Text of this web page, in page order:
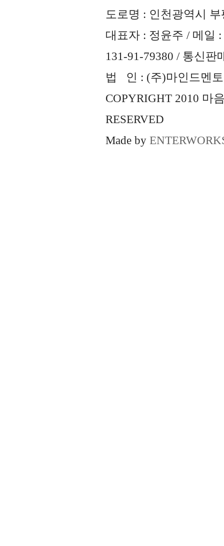
도로명 : 인천광역시
대표자 : 정윤주 / 메일 :
131-91-79380 / 통신판
법 인 : (주)마인드멘토
COPYRIGHT 2010 마
RESERVED
Made by